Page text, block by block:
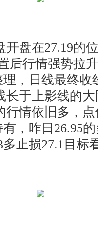
盘在27.19的
后行情强势拉
，日线最终收
长于上影线的
行情依旧多，
，昨日26.95
止损27.1目标